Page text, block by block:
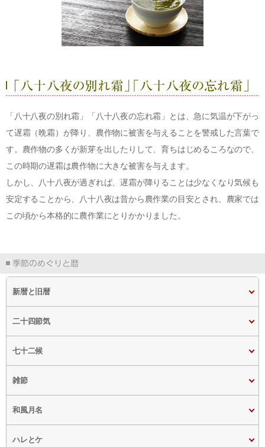
「八十八夜の別れ霜」「八十八夜の忘れ霜」とは、急に気温が下がっ
て遅霜（晩霜）が降り、農作物に被害を与えることを警戒した言葉で
す。農作物の多くが新芽を出したりして、育ちはじめるころなので、
この時期の遅霜は農作物に大きな被害を与えます。
しかし、八十八夜が過ぎれば、遅霜が降りることは少なくなり気候も
安定することから、八十八夜は昔から農作業の目安とされ、農家では
この頃から本格的に農作業にとりかかりました。
新暦と旧暦
二十四節気
七十二候
雑節
和風月名
ハレとケ